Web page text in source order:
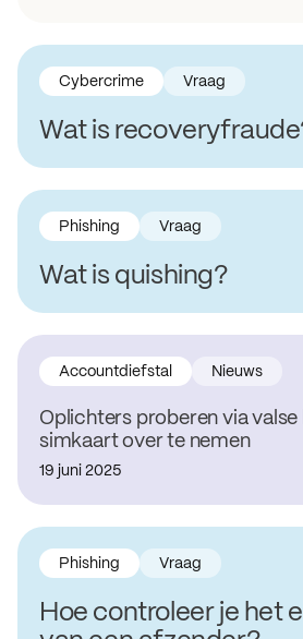
Wat is
Cybercrime Vraag
Wat is quishing?
Phishing Vraag
Oplichters proberen via
simkaart over te nemen
Accountdiefstal Nieuws
19 juni 2025
Hoe controleer je het
Phishing Vraag